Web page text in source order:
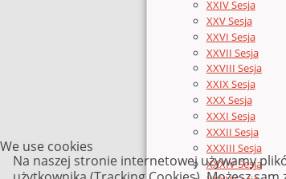
XXIV Sesja
XXV Sesja
XXVI Sesja
XXVII Sesja
XXVIII Sesja
XXIX Sesja
XXX Sesja
XXXI Sesja
XXXII Sesja
XXXIII Sesja
XXXIV Sesja
We use cookies
Na naszej stronie internetowej używamy